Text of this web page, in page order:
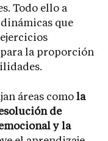
Todo ello a
que
la proporción
áreas como la
de
y la